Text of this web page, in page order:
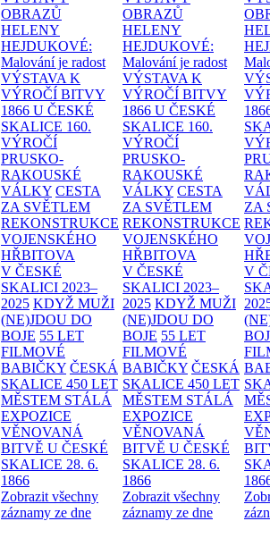
OBRAZŮ
HELENY
HEJDUKOVÉ:
Malování je radost
VÝSTAVA K
VÝROČÍ BITVY
1866 U ČESKÉ
SKALICE 160.
VÝROČÍ
PRUSKO-
RAKOUSKÉ
VÁLKY CESTA
ZA SVĚTLEM
REKONSTRUKCE
VOJENSKÉHO
HŘBITOVA
V ČESKÉ
SKALICI 2023–
2025 KDYŽ MUŽI
(NE)JDOU DO
BOJE 55 LET
FILMOVÉ
BABIČKY ČESKÁ
SKALICE 450 LET
MĚSTEM STÁLÁ
EXPOZICE
VĚNOVANÁ
BITVĚ U ČESKÉ
SKALICE 28. 6.
1866
Zobrazit všechny
záznamy ze dne
OBRAZŮ
HELENY
HEJDUKOVÉ:
Malování je radost
VÝSTAVA K
VÝROČÍ BITVY
1866 U ČESKÉ
SKALICE 160.
VÝROČÍ
PRUSKO-
RAKOUSKÉ
VÁLKY CESTA
ZA SVĚTLEM
REKONSTRUKCE
VOJENSKÉHO
HŘBITOVA
V ČESKÉ
SKALICI 2023–
2025 KDYŽ MUŽI
(NE)JDOU DO
BOJE 55 LET
FILMOVÉ
BABIČKY ČESKÁ
SKALICE 450 LET
MĚSTEM STÁLÁ
EXPOZICE
VĚNOVANÁ
BITVĚ U ČESKÉ
SKALICE 28. 6.
1866
Zobrazit všechny
záznamy ze dne
ZA
V